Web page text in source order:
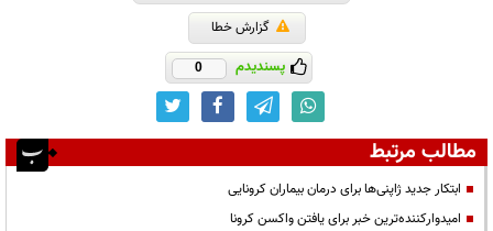
گزارش خطا
پسندیدم 0
مطالب مرتبط
ابتکار جدید ژاپنی‌ها برای درمان بیماران کرونایی
امیدوارکننده‌ترین خبر برای یافتن واکسن کرونا